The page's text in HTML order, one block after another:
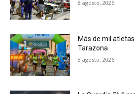
8 agosto, 2026
Más de mil
Tarazona
8 agosto, 2026